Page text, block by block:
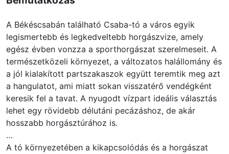
A Békéscsabán található Csaba-tó a város egyik
legismertebb és legkedveltebb horgászvize, amely
egész évben vonzza a sporthorgászat szerelmeseit. A
természetközeli környezet, a változatos halállomány és
a jól kialakított partszakaszok együtt teremtik meg azt
a hangulatot, ami miatt sokan visszatérő vendégként
keresik fel a tavat. A nyugodt vízpart ideális választás
lehet egy rövidebb délutáni pecázáshoz, de akár
hosszabb horgásztúrához is.
A tó környezetében a kikapcsolódás és a horgászat